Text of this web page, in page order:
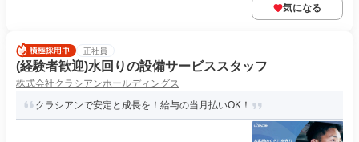
気になる
正社員
(経験者歓迎)水回りの設備サービススタッフ
株式会社クラシアンホールディングス
クラシアンで安定と成長を！給与の当月払いOK！